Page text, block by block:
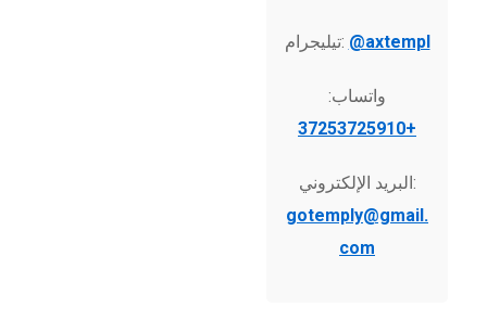
تيليجرام: @axtempl
واتساب:
+37253725910
البريد الإلكتروني:
gotemply@gmail.
com